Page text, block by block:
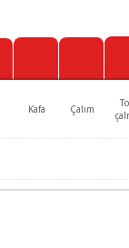
Kafa Çalım